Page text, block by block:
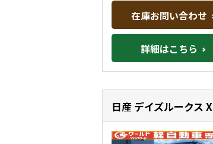
在庫お問い合わせ
詳細はこちら
日産 デイズルークス X